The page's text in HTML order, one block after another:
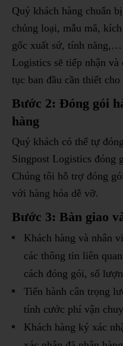
Quý khách hàng chuẩn
chủng loại, mẫu mã,
gốc xuất sứ, tính
Logistics sẽ tiếp nhận
tục ban đầu cần thiết
Bước 2: Đóng gói
hàng
Quý khách có thể tự
Singpost Logistics đóng
Chúng tôi hỗ trợ đóng
với hàng hóa dễ vỡ.
Bước 3: Bàn giao
Khách hàng và nhân
các thông tin liên
cách đóng gói, số
Tiến hành cân trọng
tính cước phí vận
Khách hàng ký xác